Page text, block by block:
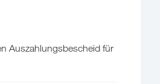
Auszahlungsbescheid für